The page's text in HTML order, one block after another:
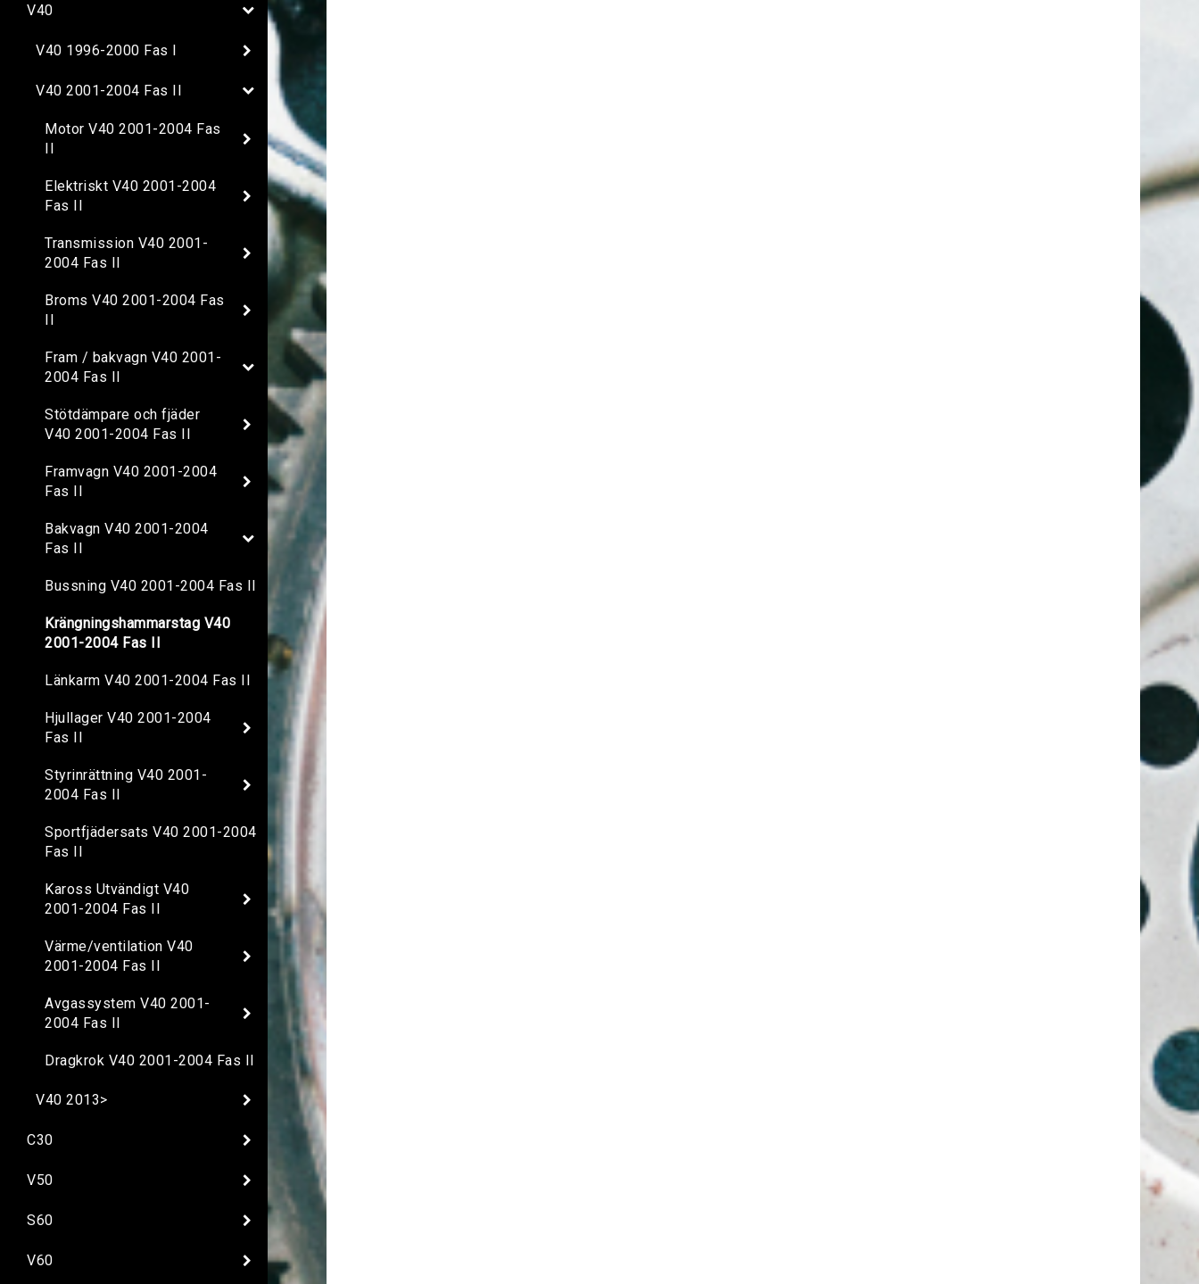
V40
V40 1996-2000 Fas I
V40 2001-2004 Fas II
Motor V40 2001-2004 Fas
Elektriskt V40 2001-2004
Fas II
Transmission V40 2001-
2004 Fas II
Broms V40 2001-2004 Fas
Fram / bakvagn V40 2001-
2004 Fas II
Stötdämpare och fjäder
V40 2001-2004 Fas II
Framvagn V40 2001-2004
Fas II
Bakvagn V40 2001-2004
Fas II
Bussning V40 2001-2004 Fas II
Krängningshammarstag V40
2001-2004 Fas II
Länkarm V40 2001-2004 Fas II
Hjullager V40 2001-2004
Fas II
Styrinrättning V40 2001-
2004 Fas II
Sportfjädersats V40 2001-2004
Fas II
Kaross Utvändigt V40
2001-2004 Fas II
Värme/ventilation V40
2001-2004 Fas II
Avgassystem V40 2001-
2004 Fas II
Dragkrok V40 2001-2004 Fas II
V40 2013>
C30
V50
S60
V60